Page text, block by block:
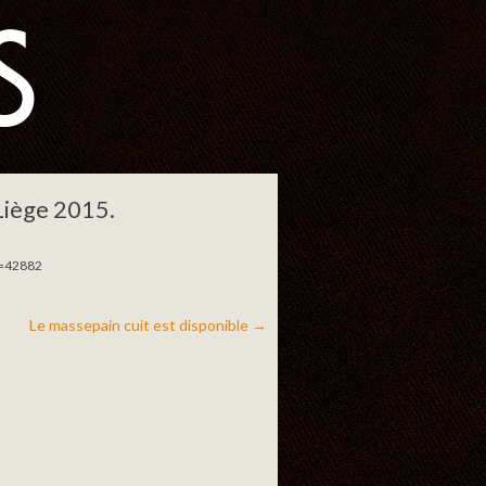
2015.
Le massepain cuit est disponible →